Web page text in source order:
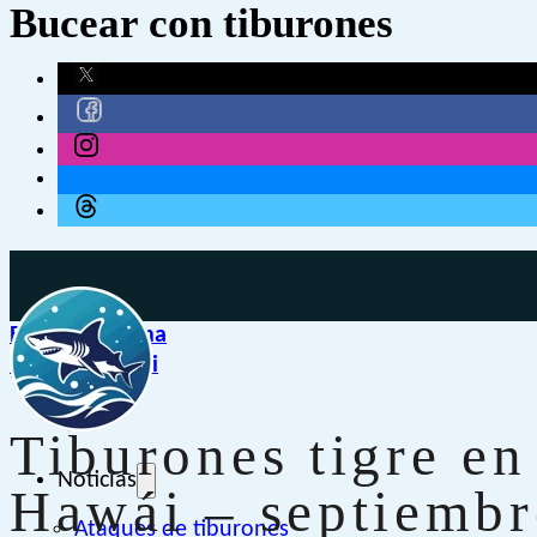
Bucear con tiburones
Noticias
Ataques de tiburones
Biología marina
EE. UU.,Hawái
Tiburones tigre en
Hawái –